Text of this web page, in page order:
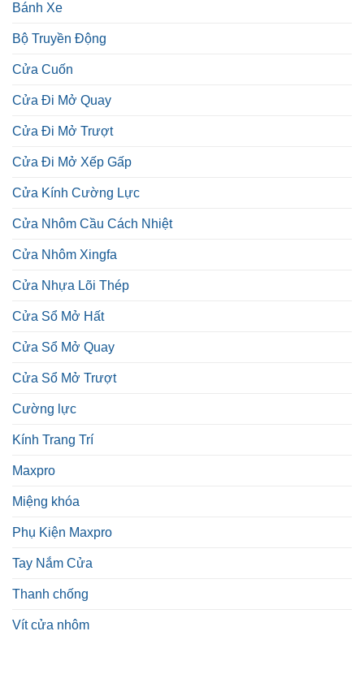
Bánh Xe
Bộ Truyền Động
Cửa Cuốn
Cửa Đi Mở Quay
Cửa Đi Mở Trượt
Cửa Đi Mở Xếp Gấp
Cửa Kính Cường Lực
Cửa Nhôm Cầu Cách Nhiệt
Cửa Nhôm Xingfa
Cửa Nhựa Lõi Thép
Cửa Sổ Mở Hất
Cửa Sổ Mở Quay
Cửa Sổ Mở Trượt
Cường lực
Kính Trang Trí
Maxpro
Miệng khóa
Phụ Kiện Maxpro
Tay Nắm Cửa
Thanh chống
Vít cửa nhôm